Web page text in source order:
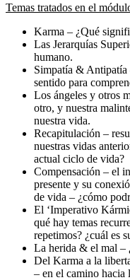
Temas tratados en el
Karma – ¿Qué
Las Jerarquías
humano.
Simpatía & Antipatía
sentido para
Los ángeles y otros
otro, y nuestra
nuestra vida.
Recapitulación –
nuestras vidas
actual ciclo de vida?
Compensación – el
presente y su
de vida – ¿cómo
El ‘Imperativo
qué hay temas
repetimos? ¿cuál es
La herida & el mal –
Del Karma a la
– en el camino hacia